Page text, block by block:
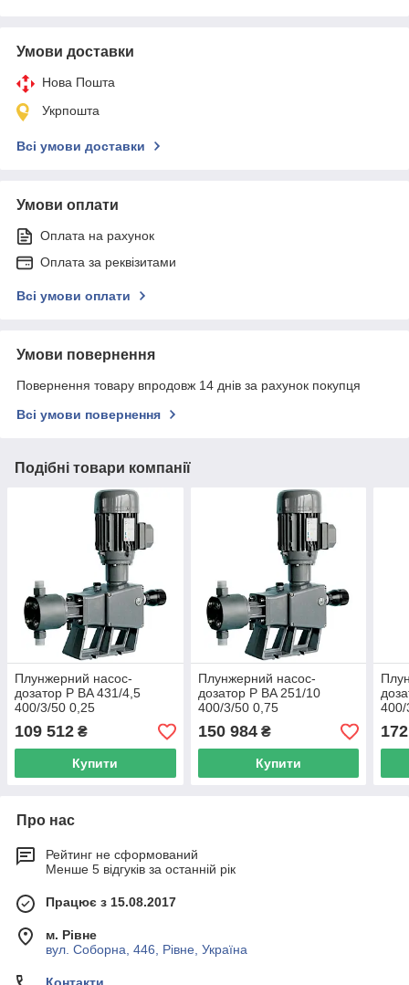
Умови доставки
Нова Пошта
Укрпошта
Всі умови доставки
Умови оплати
Оплата на рахунок
Оплата за реквізитами
Всі умови оплати
Умови повернення
Повернення товару впродовж 14 днів за рахунок покупця
Всі умови повернення
Подібні товари компанії
Плунжерний насос-
дозатор P BA 431/4,5
400/3/50 0,25
109 512 ₴
Купити
Плунжерний насос-
дозатор P BA 251/10
400/3/50 0,75
150 984₴
Купити
Про нас
Рейтинг не сформований
Менше 5 відгуків за останній рік
Працює з 15.08.2017
м. Рівне
вул. Соборна, 446, Рівне, Україна